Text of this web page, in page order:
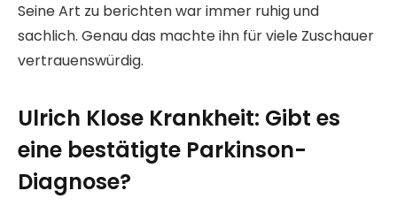
Seine Art zu berichten war immer ruhig und
sachlich. Genau das machte ihn für viele Zuschauer
vertrauenswürdig.
Ulrich Klose Krankheit: Gibt es
eine bestätigte Parkinson-
Diagnose?